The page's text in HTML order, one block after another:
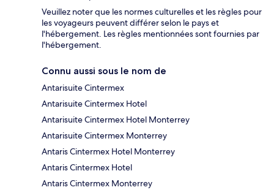
Veuillez noter que les normes culturelles et les règles pour
les voyageurs peuvent différer selon le pays et
l'hébergement. Les règles mentionnées sont fournies par
l'hébergement.
Connu aussi sous le nom de
Antarisuite Cintermex
Antarisuite Cintermex Hotel
Antarisuite Cintermex Hotel Monterrey
Antarisuite Cintermex Monterrey
Antaris Cintermex Hotel Monterrey
Antaris Cintermex Hotel
Antaris Cintermex Monterrey